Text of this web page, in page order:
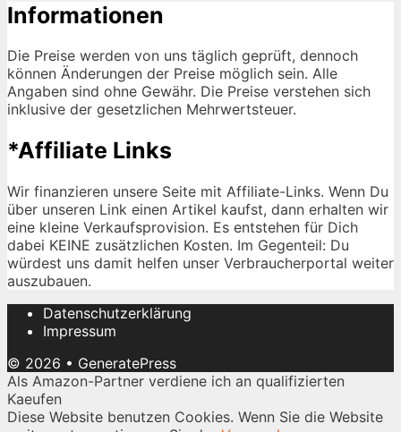
Informationen
Die Preise werden von uns täglich geprüft, dennoch
können Änderungen der Preise möglich sein. Alle
Angaben sind ohne Gewähr. Die Preise verstehen sich
inklusive der gesetzlichen Mehrwertsteuer.
*Affiliate Links
Wir finanzieren unsere Seite mit Affiliate-Links. Wenn Du
über unseren Link einen Artikel kaufst, dann erhalten wir
eine kleine Verkaufsprovision. Es entstehen für Dich
dabei KEINE zusätzlichen Kosten. Im Gegenteil: Du
würdest uns damit helfen unser Verbraucherportal weiter
auszubauen.
Datenschutzerklärung
Impressum
© 2026 • GeneratePress
Als Amazon-Partner verdiene ich an qualifizierten
Kaeufen
Diese Website benutzen Cookies. Wenn Sie die Website